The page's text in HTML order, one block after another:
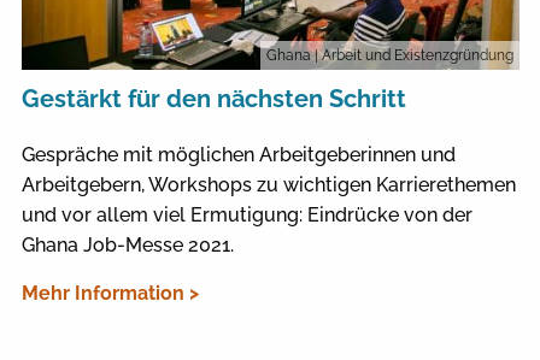
Ghana| Arbeit und Existenzgründung
Gestärkt für den nächsten Schritt
Gespräche mit möglichen Arbeitgeberinnen und
Arbeitgebern, Workshops zu wichtigen Karrierethemen
und vor allem viel Ermutigung: Eindrücke von der
Ghana Job-Messe 2021.
Mehr Information >